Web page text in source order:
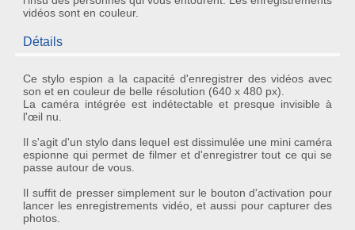
vidéos sont en couleur.
Détails
Cestylo espiona la capacité d'enregistrer des vidéos avec
son et en couleur de belle résolution (640 x 480 px).
La caméra intégrée est indétectable et presque invisible à
l'œil nu.
Il s'agit d'unstylo dans lequel est dissimulée une mini caméra
espionne qui permet de filmer et d'enregistrer tout ce qui se
passe autour de vous.
Il suffit de presser simplement sur le bouton d'activation pour
lancer les enregistrements vidéo, et aussi pour capturer des
photos.